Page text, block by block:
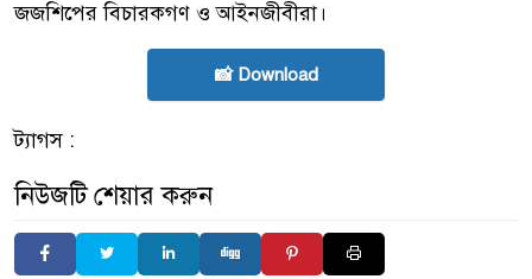
জজশিপের বিচারকগণ ও আইনজীবীরা।
📸 Download
ট্যাগস :
নিউজটি শেয়ার করুন